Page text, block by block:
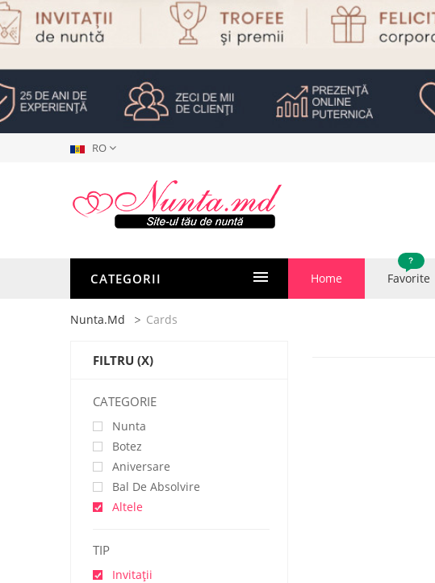
RO
CATEGORII Home Favorite
?
Nunta.md Cards
FILTRU (X)
CATEGORIE
Nunta
Botez
Aniversare
Bal De Absolvire
Altele
TIP
Invitații